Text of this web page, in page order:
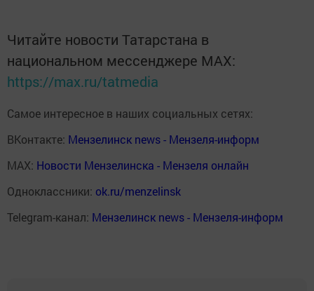
Читайте новости Татарстана в
национальном мессенджере MАХ:
https://max.ru/tatmedia
Самое интересное в наших социальных сетях:
ВКонтакте: Мензелинск news - Мензеля-информ
MAX: Новости Мензелинска - Мензеля онлайн
Одноклассники: ok.ru/menzelinsk
Telegram-канал: Мензелинск news - Мензеля-информ